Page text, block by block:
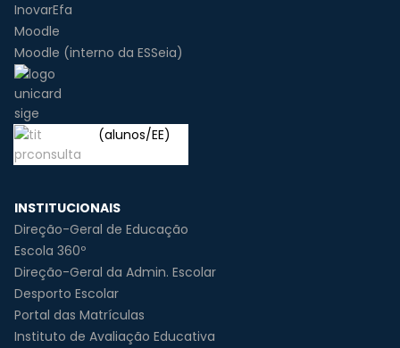
InovarEfa
Moodle
Moodle (interno da ESSeia)
(alunos/EE)
INSTITUCIONAIS
Direção-Geral de Educação
Escola 360º
Direção-Geral da Admin. Escolar
Desporto Escolar
Portal das Matrículas
Instituto de Avaliação Educativa